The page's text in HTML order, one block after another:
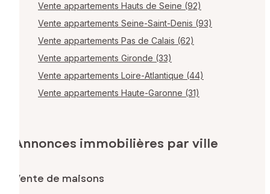
Vente appartements Hauts de Seine (92)
Vente appartements Seine-Saint-Denis (93)
Vente appartements Pas de Calais (62)
Vente appartements Gironde (33)
Vente appartements Loire-Atlantique (44)
Vente appartements Haute-Garonne (31)
Annonces immobilières par ville
Vente de maisons